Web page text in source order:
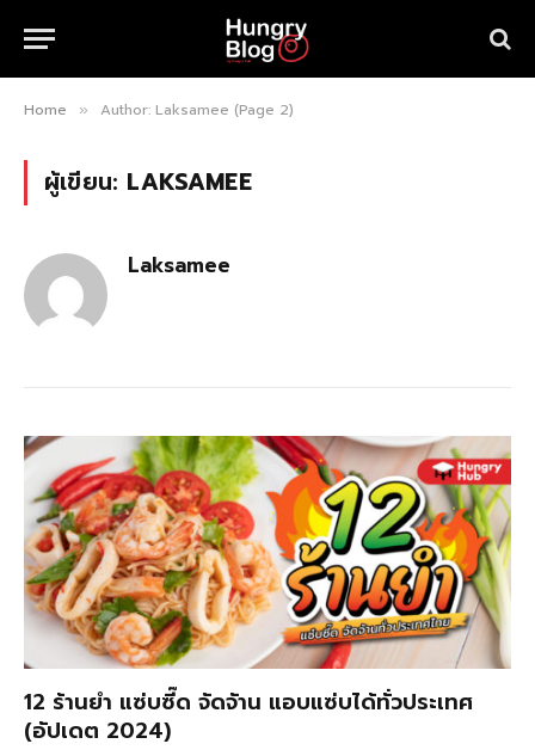
Home » Author: Laksamee (Page 2)
ผู้เขียน: LAKSAMEE
Laksamee
12 ร้านยำ แซ่บซี๊ด จัดจัาน แอบแซ่บได้ทั่วประเทศ
(อัปเดต 2024)